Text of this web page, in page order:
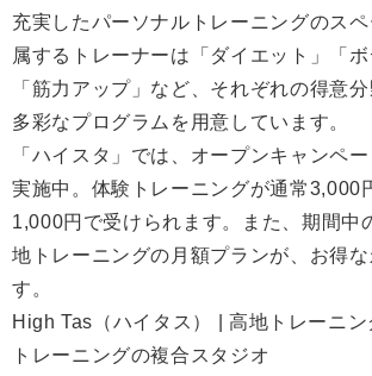
充実したパーソナルトレーニングのス
属するトレーナーは「ダイエット」「ボ
「筋力アップ」など、それぞれの得意分
多彩なプログラムを用意しています。
「ハイスタ」では、オープンキャンペ
実施中。体験トレーニングが通常3,000
1,000円で受けられます。また、期間中
地トレーニングの月額プランが、お得な
す。
High Tas（ハイタス） | 高地トレーニ
トレーニングの複合スタジオ